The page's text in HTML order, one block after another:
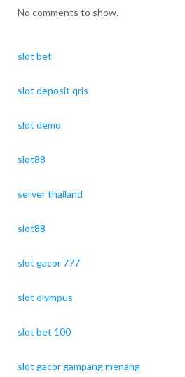
No comments to show.
slot bet
slot deposit qris
slot demo
slot88
server thailand
slot88
slot gacor 777
slot olympus
slot bet 100
slot gacor gampang menang